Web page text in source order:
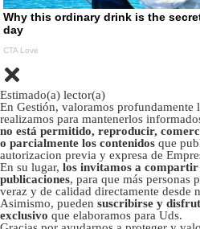
Estimado(a) lector(a)
En Gestión, valoramos profundamente
realizamos para mantenerlos
no está permitido, reproducir,
o parcialmente los contenidos que
autorizacion previa y expresa de
En su lugar, los invitamos a compartir
publicaciones, para que más personas
veraz y de calidad directamente desde
Asimismo, pueden suscribirse y
exclusivo que elaboramos para Uds.